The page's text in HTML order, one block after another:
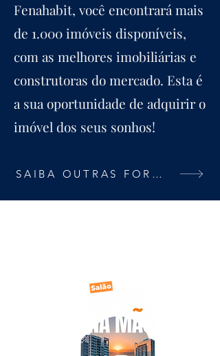
Fenahabit, você encontrará mais
de 1.000 imóveis disponíveis,
com as melhores imobiliárias e
construtoras do mercado. Esta é
a sua oportunidade de adquirir o
imóvel dos seus sonhos!
SAIBA OUTRAS FORMAS DE PARTICIPAR